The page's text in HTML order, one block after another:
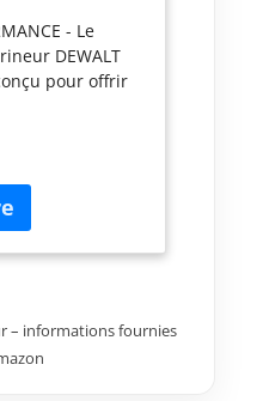
- Le
DEWALT
pour offrir
de perçage et
Avec une
joules, il est
exigeantes,
le béton et la
burineur
d'impact de
– informations fournies